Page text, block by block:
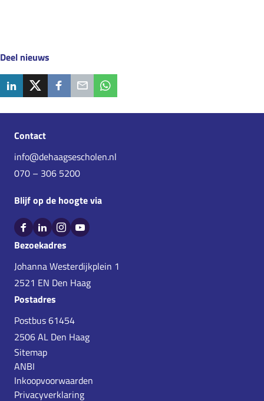
2023
Deel nieuws
Contact
info@dehaagsescholen.nl
070 – 306 5200
Blijf op de hoogte via
Bekijk Facebook van De Haagse Scholen
Bekijk LinkedIn van De Haagse Scholen
Bekijk Instagram van De Haagse Scholen
Bekijk YouTube van De Haagse Scholen
Bezoekadres
Johanna Westerdijkplein 1
2521 EN Den Haag
Postadres
Postbus 61454
2506 AL Den Haag
Sitemap
ANBI
Inkoopvoorwaarden
Privacyverklaring